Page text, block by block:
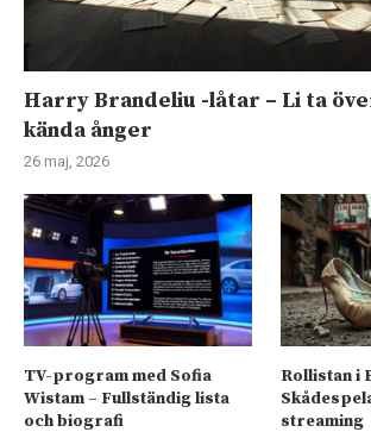
Harry Brandeliu -låtar – Li ta
kända ånger
26 maj, 2026
TV-program med Sofia
Wistam – Fullständig lista
och biografi
Rollistan i
streaming